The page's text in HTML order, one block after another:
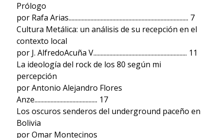
Prólogo
por Rafa Arias.................................................................................. 7
Cultura Metálica: un análisis de su recepción en el
contexto local
por J. AlfredoAcuña V................................................................ 11
La ideología del rock de los 80 según mi
percepción
por Antonio Alejandro Flores
Anze........................................... 17
Los oscuros senderos del underground paceño en
Bolivia
por Omar Montecinos